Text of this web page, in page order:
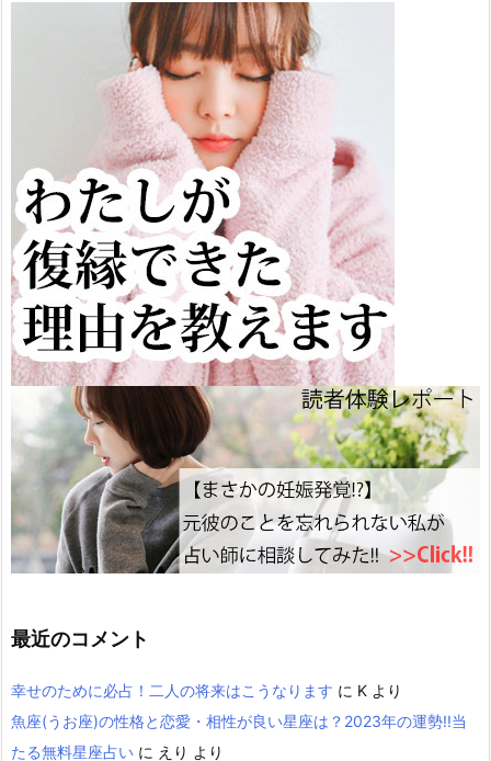
最近のコメント
幸せのために必占！二人の将来はこうなります に K より
魚座(うお座)の性格と恋愛・相性が良い星座は？2023年の運勢!!当
たる無料星座占い に えり より